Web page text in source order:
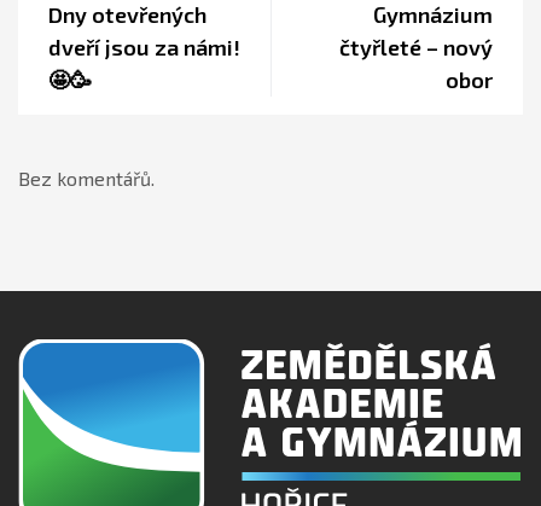
Dny otevřených
dveří jsou za námi!
🤩🥳
Gymnázium
čtyřleté – nový
obor
Bez komentářů.